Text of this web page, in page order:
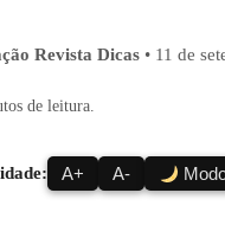
Revista Dicas • 11 de
de leitura.
A+ A-